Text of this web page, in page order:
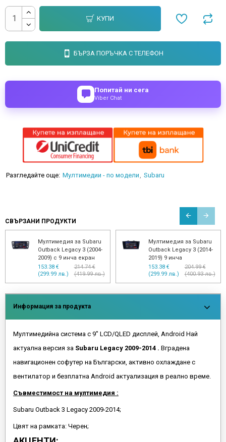
КУПИ
БЪРЗА ПОРЪЧКА С ТЕЛЕФОН
Попитай ни сега
Viber Chat
Разгледайте още: Мултимедии - по модели Subaru
СВЪРЗАНИ ПРОДУКТИ
Мултимедия за Subaru
Outback Legacy 3 (2004-
2009) с 9 инча екран
153.38 €
(299.99 лв.)
214.74 €
(419.99 лв.)
Мултимедия за Subaru
Outback Legacy 3 (2014-
2019) 9 инча
153.38 €
(299.99 лв.)
204.99 €
(400.93 лв.)
Информация за продукта
Мултимедийна система с 9" LCD/QLED дисплей, Android Най
актуална версия за Subaru Legacy 2009-2014 . Вградена
навигационен софутер на Български, активно охлаждане с
вентилатор и безплатна Android актуализация в реално време.
Съвместимост на мултимедия :
Subaru Outback 3 Legacy 2009-2014;
Цвят на рамката: Черен;